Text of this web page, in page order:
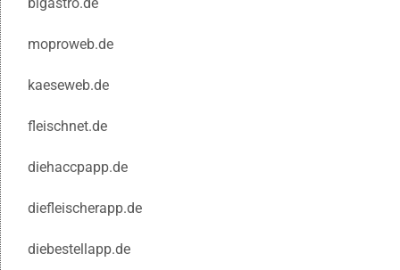
moproweb.de
kaeseweb.de
fleischnet.de
diehaccpapp.de
diefleischerapp.de
diebestellapp.de